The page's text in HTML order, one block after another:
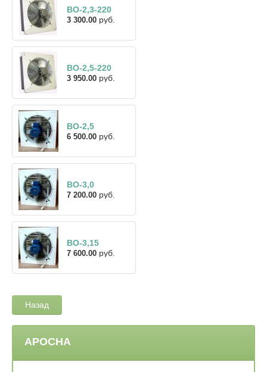
ВО-2,3-220
3 300.00 руб.
ВО-2,5-220
3 950.00 руб.
ВО-2,5
6 500.00 руб.
ВО-3,0
7 200.00 руб.
ВО-3,15
7 600.00 руб.
Назад
АРОСНА